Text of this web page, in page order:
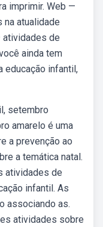
imprimir. Web —
atualidade
atividades de
ainda tem
educação infantil,
setembro
amarelo é uma
a prevenção ao
a temática natal.
atividades de
infantil. As
associando as.
atividades sobre